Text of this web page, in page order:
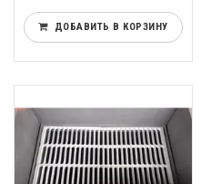
ДОБАВИТЬ В КОРЗИНУ